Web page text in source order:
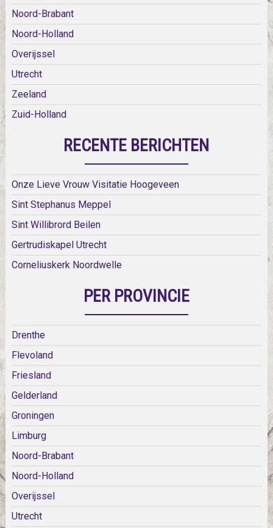
Noord-Brabant
Noord-Holland
Overijssel
Utrecht
Zeeland
Zuid-Holland
RECENTE BERICHTEN
Onze Lieve Vrouw Visitatie Hoogeveen
Sint Stephanus Meppel
Sint Willibrord Beilen
Gertrudiskapel Utrecht
Corneliuskerk Noordwelle
PER PROVINCIE
Drenthe
Flevoland
Friesland
Gelderland
Groningen
Limburg
Noord-Brabant
Noord-Holland
Overijssel
Utrecht